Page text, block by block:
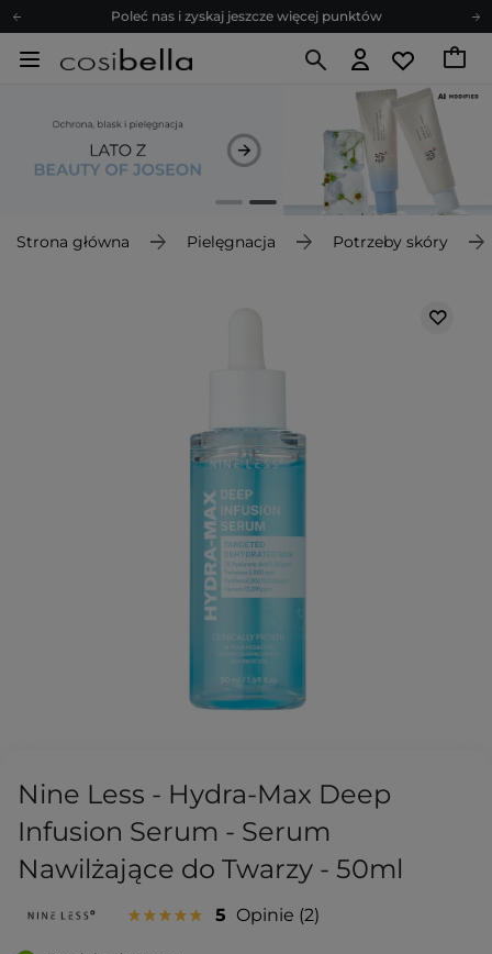
Poleć nas i zyskaj jeszcze więcej punktów
Zapisz się na newsletter pełen porad
Z nami to możliwe! Realizacja zamówienia do 24h.
Poleć nas i zyskaj jeszcze więcej punktów
Zapisz się na newsletter pełen porad
Strona główna Pielęgnacja Potrzeby skóry
Nine Less - Hydra-Max Deep
Infusion Serum - Serum
Nawilżające do Twarzy - 50ml
5 Opinie 2